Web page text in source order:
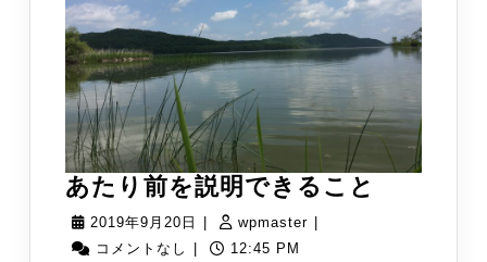
あたり前を説明できること
2019年9月20日
2019
年
| wpmaster wpmaster
|
コメントなし
| 12:45 PM